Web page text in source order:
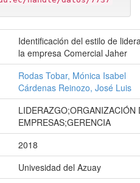
Identificación del estilo de
la empresa Comercial Jaher
Rodas Tobar, Mónica Isabel
Cárdenas Reinozo, José Luis
LIDERAZGO;ORGANIZACIÓN
EMPRESAS;GERENCIA
2018
Univesidad del Azuay